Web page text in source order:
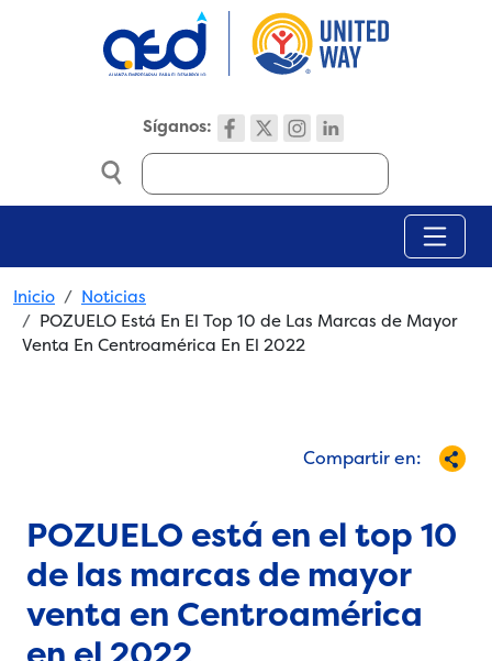
Síganos:
Search
Breadcrumb
Inicio
Noticias
POZUELO Está En El Top 10 de Las Marcas de Mayor
Venta En Centroamérica En El 2022
Compartir en:
POZUELO está en el top 10
de las marcas de mayor
venta en Centroamérica